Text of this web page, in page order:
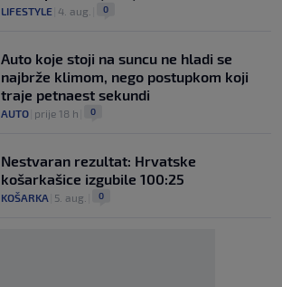
LIFESTYLE 4. aug. 0
Auto koje stoji na suncu ne hladi se
najbrže klimom, nego postupkom koji
traje petnaest sekundi
AUTO prije 18 h 0
Nestvaran rezultat: Hrvatske
košarkašice izgubile 100:25
KOŠARKA 5. aug. 0